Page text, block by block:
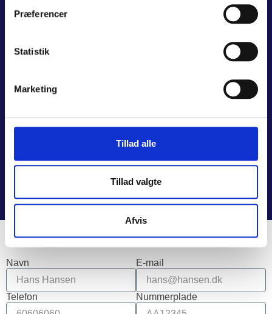
Præferencer
Statistik
Marketing
Tillad alle
Tillad valgte
Afvis
© 2026 CiPe:Care | CVR: 10138515
Udviklet af Holy Cow Media
Book tid her
Navn E-mail
Telefon Nummerplade